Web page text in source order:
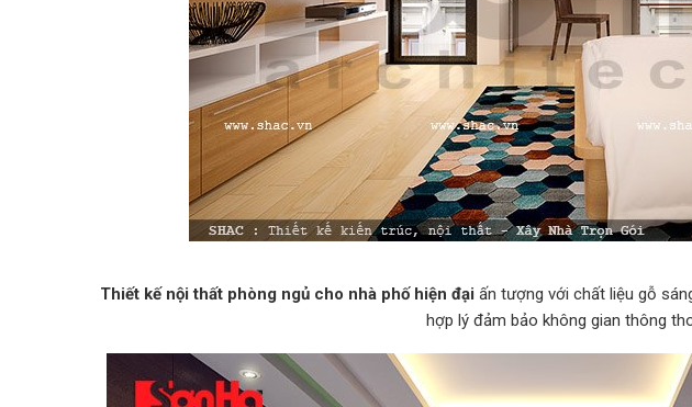
Thiết kế nội thất phòng ngủ cho nhà phố hiện đại ấn tượng với chất liệu gỗ
hợp lý đảm bảo không gian thông